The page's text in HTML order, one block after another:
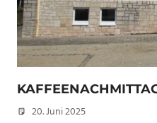
20. Juni 2025